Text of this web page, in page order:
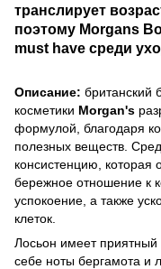
транслирует
поэтому Morgans
must have среди
Описание: британский
косметики Morgan's
формулой, благодаря
полезных веществ.
консистенцию, которая
бережное отношение к
успокоение, а также
клеток.
Лосьон имеет
себе ноты бергамота и